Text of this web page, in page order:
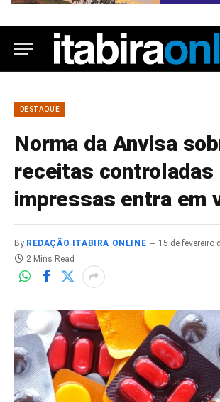
DESTAQUE
Norma da Anvisa
receitas controladas
impressas entra em
By REDAÇÃO ITABIRA ONLINE
15 de fevereiro
2 Mins Read